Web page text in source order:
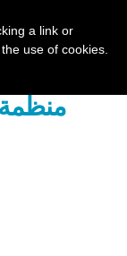
منظمة
a link or
use of cookies.